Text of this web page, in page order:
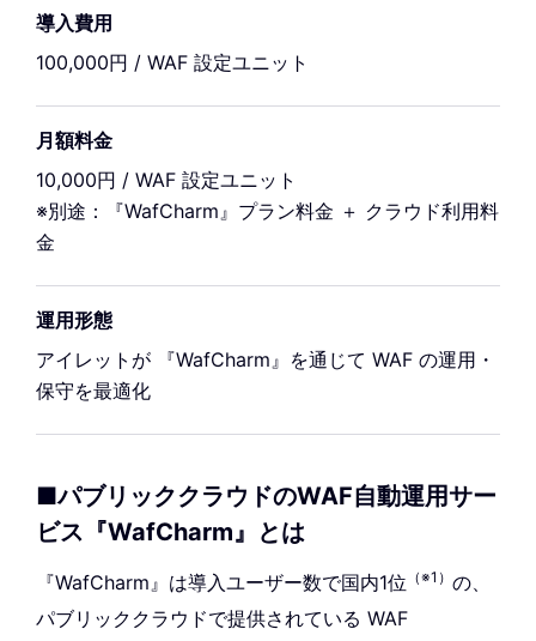
導入費用
100,000円 / WAF 設定ユニット
月額料金
10,000円 / WAF 設定ユニット
※別途：『WafCharm』プラン料金 ＋ クラウド利用料
金
運用形態
アイレットが 『WafCharm』を通じて WAF の運用・
保守を最適化
■パブリッククラウドのWAF自動運用サー
ビス『WafCharm』とは
『WafCharm』は導入ユーザー数で国内1位 （※1） の、
パブリッククラウドで提供されている WAF